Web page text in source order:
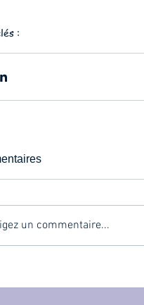
:
un commentaire...